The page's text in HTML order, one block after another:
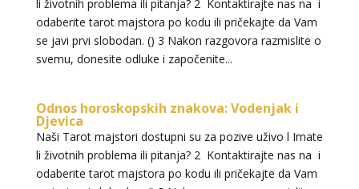
li životnih problema ili pitanja? 2 Kontaktirajte nas na i
odaberite tarot majstora po kodu ili pričekajte da Vam
se javi prvi slobodan. () 3 Nakon razgovora razmislite o
svemu, donesite odluke i započenite...
Odnos horoskopskih znakova: Vodenjak i
Djevica
Naši Tarot majstori dostupni su za pozive uživo l Imate
li životnih problema ili pitanja? 2 Kontaktirajte nas na i
odaberite tarot majstora po kodu ili pričekajte da Vam